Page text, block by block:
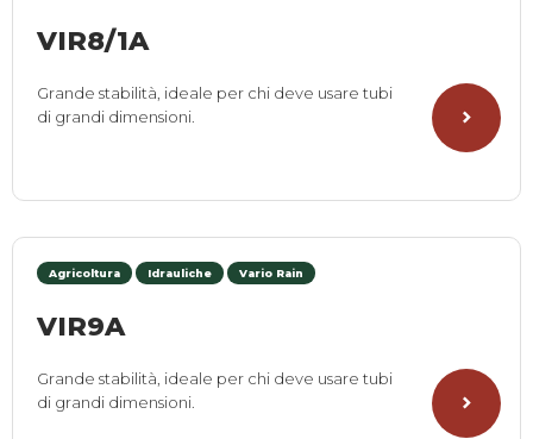
VIR8/1A
Grande stabilità, ideale per chi deve usare tubi
di grandi dimensioni.
Agricoltura Idrauliche Vario Rain
VIR9A
Grande stabilità, ideale per chi deve usare tubi
di grandi dimensioni.